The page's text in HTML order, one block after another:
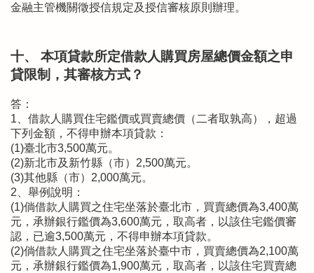
金融主管機關徵授信規定及授信審核原則辦理。
十、 本項貸款所定借款人購買房屋總價金額之申
貸限制，其審核方式？
答：
1、借款人購買住宅鑑價或買賣總價（二者取孰高），超過
下列金額，不得申辦本項貸款：
(1)臺北市3,500萬元。
(2)新北市及新竹縣（市）2,500萬元。
(3)其他縣（市）2,000萬元。
2、舉例說明：
(1)倘借款人購買之住宅坐落於臺北市，買賣總價為3,400萬
元，承辦銀行鑑價為3,600萬元，取高者，以該住宅鑑價審
認，已逾3,500萬元，不得申辦本項貸款。
(2)倘借款人購買之住宅坐落於臺中市，買賣總價為2,100萬
元，承辦銀行鑑價為1,900萬元，取高者，以該住宅買賣總